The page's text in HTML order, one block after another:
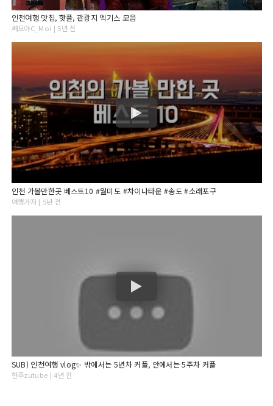
인천여행 맛집, 핫플, 관광지 엑기스 모음
쎄모아C_Moi | 5년 전
인천 가볼만한곳 베스트10 #월미도 #차이나타운 #송도 #소래포구
여행가자 | 5년 전
SUB) 인천여행 vlog✨ 밖에서는 5년차 커플, 안에서는 5주차 커플
현주zutube | 4년 전